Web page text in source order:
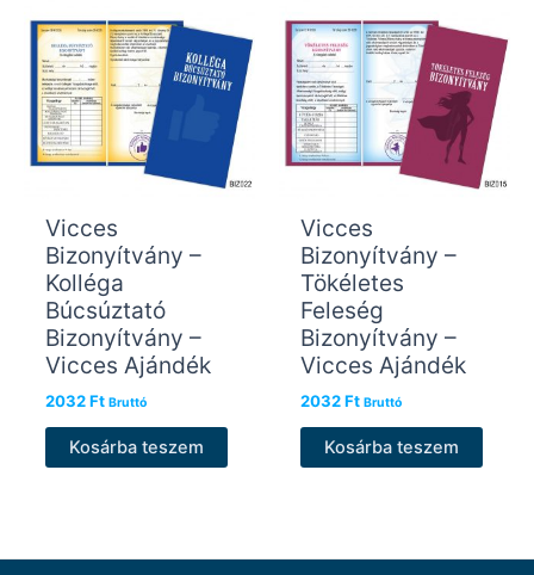
Vicces
Bizonyítvány –
Kolléga
Búcsúztató
Bizonyítvány –
Vicces Ajándék
2032Ft Bruttó
Kosárba teszem
Vicces
Bizonyítvány –
Tökéletes
Feleség
Bizonyítvány –
Vicces Ajándék
2032Ft Bruttó
Kosárba teszem